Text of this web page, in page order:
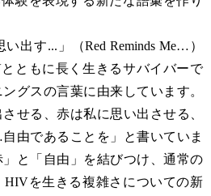
出す...」（Red Reminds Me…）
ともに長く生きるサバイバーで
グスの言葉に由来しています。
せる、赤は私に思い出させる、
由であることを」と書いていま
と「自由」を結びつけ、通常の
を生きる複雑さについての新